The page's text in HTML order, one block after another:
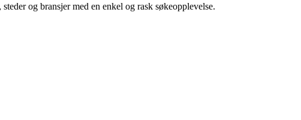
og bransjer med en enkel og rask søkeopplevelse.